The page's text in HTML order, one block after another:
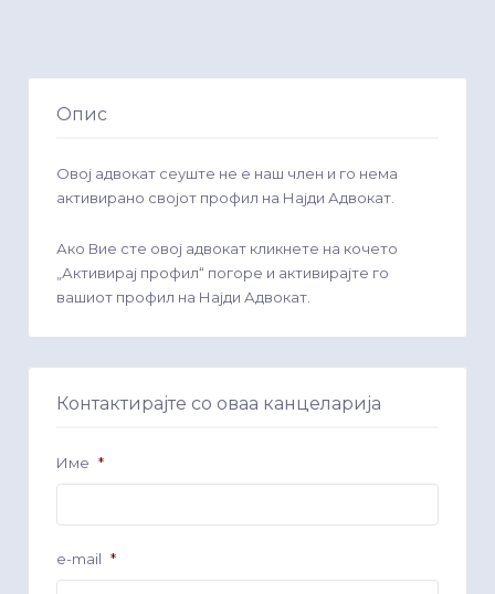
Опис
Овој адвокат сеуште не е наш член и го нема
активирано својот профил на Најди Адвокат.
Ако Вие сте овој адвокат кликнете на кочето
„Активирај профил“ погоре и активирајте го
вашиот профил на Најди Адвокат.
Контактирајте со оваа канцеларија
Име *
e-mail *